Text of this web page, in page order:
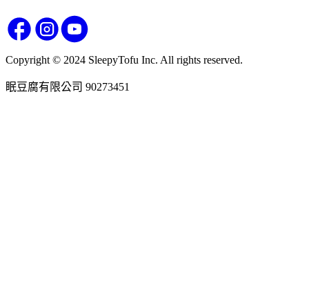
Copyright © 2024 SleepyTofu Inc. All rights reserved.
眠豆腐有限公司 90273451